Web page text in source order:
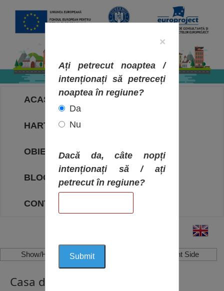
ACASA
HARTA OBIECTIVELOR
OBIECTIVE
BLOG
CONTACT
Show/Hide Left Side Show/Hide Right Side
Casa de oaspeți, Dve Mogili
×
Ați petrecut noaptea /
intenționați să petreceți
noaptea în regiune?
Da
Nu
Dacă da, câte nopți
intenționați să / ați
petrecut în regiune?